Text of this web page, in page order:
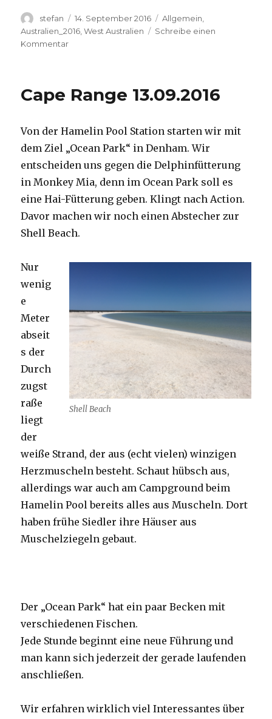
Autor
stefan
Veröffentlicht
am
14. September 2016 Kategorien
Allgemein
Australien_2016 ,West Australien
Schreibe einen
Kommentarzu
Cape Range 13.09.2016
Von der Hamelin Pool Station starten wir mit
dem Ziel „Ocean Park“ in Denham. Wir
entscheiden uns gegen die Delphinfütterung
in Monkey Mia, denn im Ocean Park soll es
eine Hai-Fütterung geben. Klingt nach Action.
Davor machen wir noch einen Abstecher zur
Shell Beach.
Shell Beach
Nur
wenig
e
Meter
abseit
s der
Durch
zugst
raße
liegt
der
weiße Strand, der aus (echt vielen) winzigen
Herzmuscheln besteht. Schaut hübsch aus,
allerdings war auch am Campground beim
Hamelin Pool bereits alles aus Muscheln. Dort
haben frühe Siedler ihre Häuser aus
Muschelziegeln gebaut.
Der „Ocean Park“ hat ein paar Becken mit
verschiedenen Fischen.
Jede Stunde beginnt eine neue Führung und
man kann sich jederzeit der gerade laufenden
anschließen.
Wir erfahren wirklich viel Interessantes über